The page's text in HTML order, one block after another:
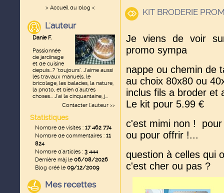
> Accueil du blog <
L'auteur
Danie F.
Passionnée
de jardinage
et de cuisine
depuis...? "toujours". J'aime aussi
les travaux manuels, le
bricolage, les balades, la nature,
la photo, et bien d'autres
choses... J'ai la cinquantaine, j...
Contacter l'auteur >>
Statistiques
Nombre de visites : 17 462 774
Nombre de commentaires : 11
824
Nombre d'articles : 3 444
Dernière màj le06/08/2026
Blog créé le09/12/2009
Mes recettes
KIT BRODERIE
Je viens de voir
promo sympa
nappe ou chemin de
au choix 80x80 ou
inclus fils a broder et
Le kit pour 5.99 €
c'est mimi non ! pour
ou pour offrir !...
question à celles qui
c'est cher ou pas ?